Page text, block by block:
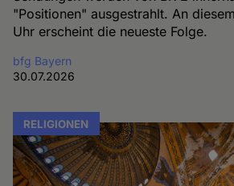
"Positionen" ausgestrahlt. An
Uhr erscheint die neueste Folge.
bfg Bayern
30.07.2026
RELIGIONEN